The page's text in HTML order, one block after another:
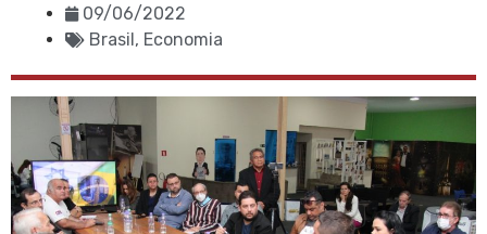
09/06/2022
Brasil, Economia